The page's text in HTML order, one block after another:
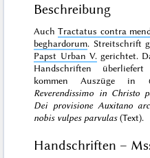
Beschreibung
AuchTractatus contra
beghardorum. Streitschrift
Papst Urban V.gerichtet.
Handschriften
kommen Auszüge in
Reverendissimo in Christo
Dei provisione Auxitano
nobis vulpes parvulas(Text).
Handschriften –